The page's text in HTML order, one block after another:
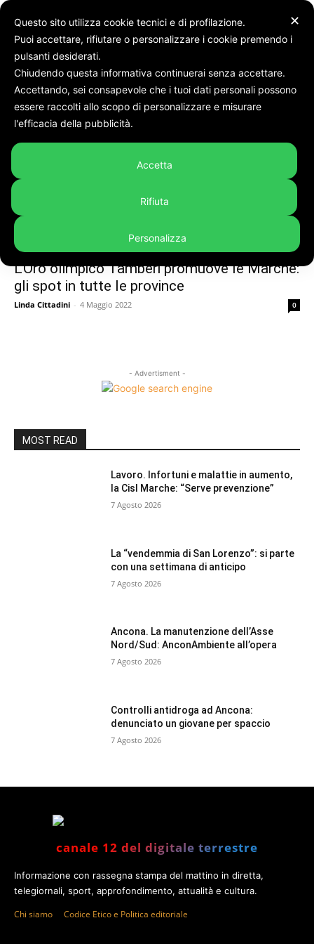
Tags Promozione
Tag:promozione
L’Oro olimpico Tamberi promuove le Marche:
gli spot in tutte le province
Linda Cittadini - 4 Maggio 2022 0
- Advertisment -
MOST READ
Lavoro. Infortuni e malattie in aumento,
la Cisl Marche: “Serve prevenzione”
7 Agosto 2026
La “vendemmia di San Lorenzo”: si parte
con una settimana di anticipo
7 Agosto 2026
Ancona. La manutenzione dell’Asse
Nord/Sud: AnconAmbiente all’opera
7 Agosto 2026
Controlli antidroga ad Ancona:
denunciato un giovane per spaccio
7 Agosto 2026
canale 12 del digitale terrestre
Informazione con rassegna stampa del mattino in diretta,
telegiornali, sport, approfondimento, attualità e cultura.
Chi siamo Codice Etico e Politica editoriale
✕
Questo sito utilizza cookie tecnici e di profilazione.
Puoi accettare, rifiutare o personalizzare i cookie premendo i
pulsanti desiderati.
Chiudendo questa informativa continuerai senza accettare.
Accettando, sei consapevole che i tuoi dati personali possono
essere raccolti allo scopo di personalizzare e misurare
l'efficacia della pubblicità.
Accetta
Rifiuta
Personalizza